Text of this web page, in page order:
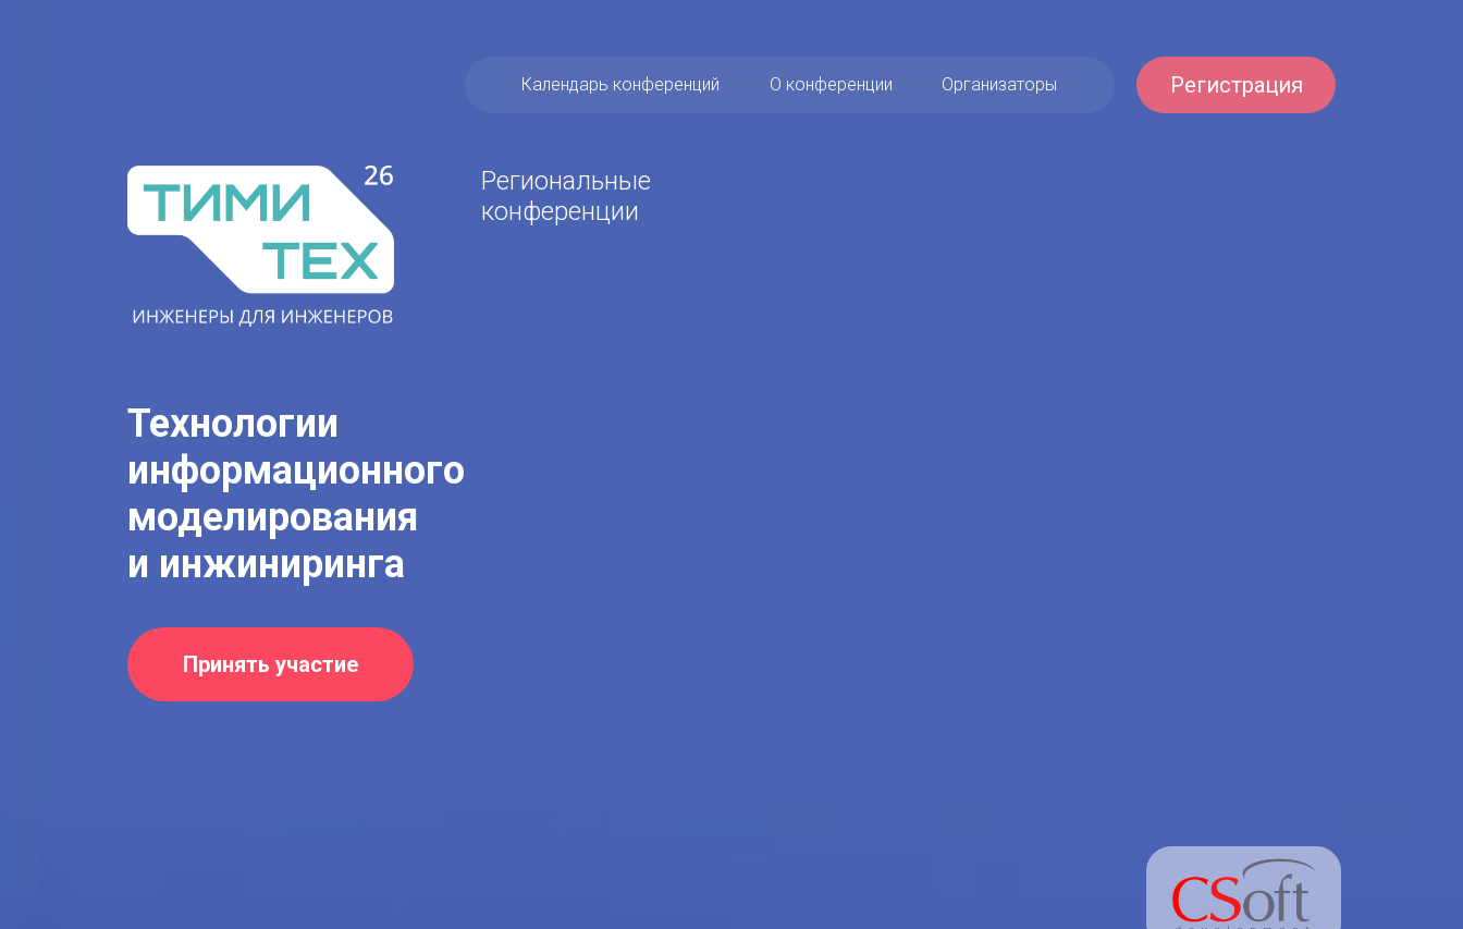
Регистрация
Календарь конференций Организаторы
О конференции
Технологии
информационного
моделирования
и инжиниринга
Принять участие
Региональные
конференции